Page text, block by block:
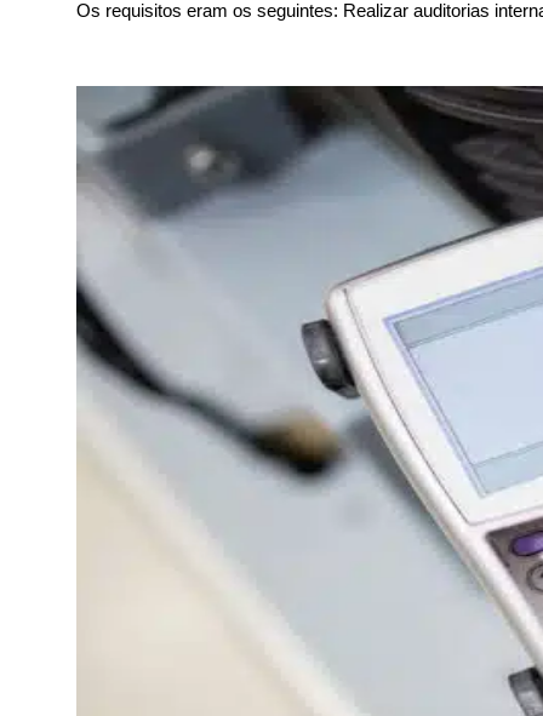
Os requisitos eram os seguintes: Realizar auditorias